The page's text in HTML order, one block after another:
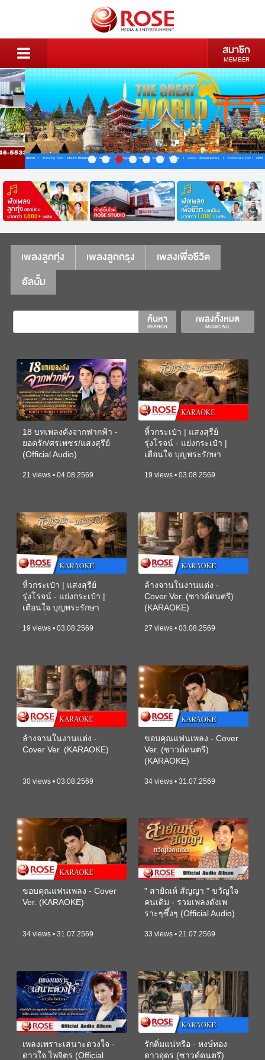
สมาชิก
MEMBER
เพลงลูกทุ่ง เพลงลูกกรุง
เพลงเพื่อชีวิต
อัลบั้ม
เพลงทั้งหมด
MUSIC ALL
ค้นหา
SEARCH
18 บทเพลงดังจากฟากฟ้า -
ยอดรัก/ศรเพชร/แสงสุรีย์
(Official Audio)
21 views • 04.08.2569
หิ้วกระเป๋า | แสงสุรีย์
รุ่งโรจน์ - แย่งกระเป๋า |
เตือนใจ บุญพระรักษา
19 views • 03.08.2569
หิ้วกระเป๋า | แสงสุรีย์
รุ่งโรจน์ - แย่งกระเป๋า |
เตือนใจ บุญพระรักษา
19 views • 03.08.2569
ล้างจานในงานแต่ง -
Cover Ver. (ซาวด์ดนตรี)
(KARAOKE)
27 views • 03.08.2569
ล้างจานในงานแต่ง -
Cover Ver. (KARAOKE)
30 views • 03.08.2569
ขอบคุณแฟนเพลง - Cover
Ver. (ซาวด์ดนตรี)
(KARAOKE)
34 views • 31.07.2569
ขอบคุณแฟนเพลง - Cover
Ver. (KARAOKE)
34 views • 31.07.2569
" สายัณห์ สัญญา " ขวัญใจ
คนเดิม - รวมเพลงดังเพ
ราะๆซึ้งๆ (Official Audio)
33 views • 21.07.2569
เพลงเพราะเสนาะดวงใจ -
ดาวใจ ไพจิตร (Official
รักติ๋มแน่หรือ - หงษ์ทอง
ดาวอุดร (ซาวด์ดนตรี)